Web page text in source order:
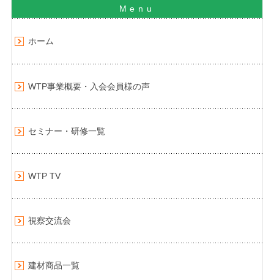
ホーム
WTP事業概要・入会会員様の声
セミナー・研修一覧
WTP TV
視察交流会
建材商品一覧